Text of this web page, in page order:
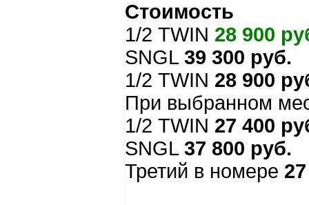
Стоимость
1/2 TWIN 28 900
SNGL 39 300 руб.
1/2 TWIN 28 900
При выбранном
1/2 TWIN 27 400
SNGL 37 800 руб.
Третий в номере